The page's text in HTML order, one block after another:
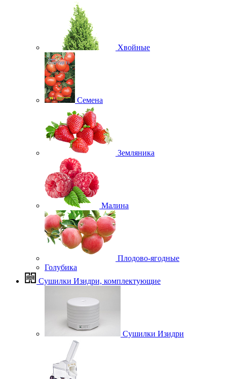
Хвойные
Семена
Земляника
Малина
Плодово-ягодные
Голубика
Сушилки Изидри, комплектующие
Сушилки Изидри